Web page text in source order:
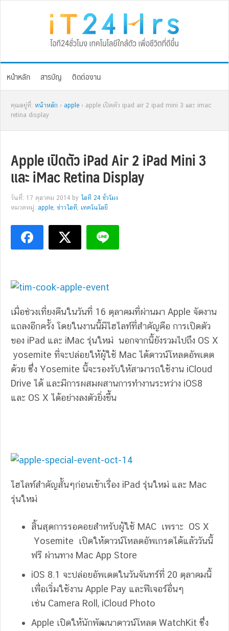
หน้าหลัก สารบัญ ติดต่องาน
คุณอยู่ที่: หน้าหลัก › apple › apple เปิดตัว ipad air 2 ipad mini 3 และ imac
retina display
Apple เปิดตัว iPad Air 2 iPad Mini 3
และ iMac Retina Display
วันที่: 17 ตุลาคม 2014 by ไอที 24 ชั่วโมง
หมวดหมู่: apple, ข่าวไอที, เทคโนโลยี
เมื่อช่วงเที่ยงคืนในวันที่ 16 ตุลาคมที่ผ่านมา Apple จัดงาน
แถลงอีกครั้ง โดยในงานนี้มีไฮไลท์ที่สำคัญคือ การเปิดตัว
ของ iPad และ iMac รุ่นใหม่ นอกจากนี้ยังรวมไปถึง OS X
yosemite ที่จะปล่อยให้ผู้ใช้ Mac ได้ดาวน์โหลดอัพเดต
ด้วย ซึ่ง Yosemite นี้จะรองรับให้สามารถใช้งาน iCloud
Drive ได้ และมีการผสมผสานการทำงานระหว่าง iOS8
และ OS X ได้อย่างลงตัวยิ่งขึ้น
ไฮไลท์สำคัญสั้นๆก่อนเข้าเรื่อง iPad รุ่นใหม่ และ Mac
รุ่นใหม่
สิ้นสุดการรอคอยสำหรับผู้ใช้ MAC เพราะ OS X
Yosemite เปิดให้ดาวน์โหลดอัพเกรดได้แล้ววันนี้
ฟรี ผ่านทาง Mac App Store
iOS 8.1 จะปล่อยอัพเดตในวันจันทร์ที่ 20 ตุลาคมนี้
เพื่่อเริ่มใช้งาน Apple Pay และฟีเจอร์อื่นๆ
เช่น Camera Roll, iCloud Photo
Apple เปิดให้นักพัฒนาดาวน์โหลด WatchKit ซึ่ง